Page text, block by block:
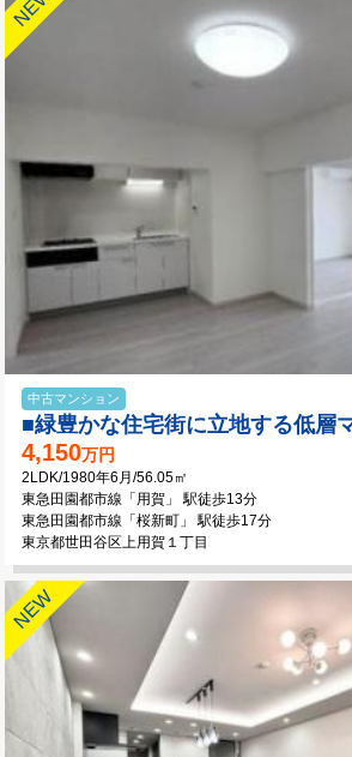
中古マンション
4,150万円
2LDK/1980年6月/56.05㎡
東急田園都市線「用賀」 駅徒歩13分
東急田園都市線「桜新町」 駅徒歩17分
東京都世田谷区上用賀１丁目